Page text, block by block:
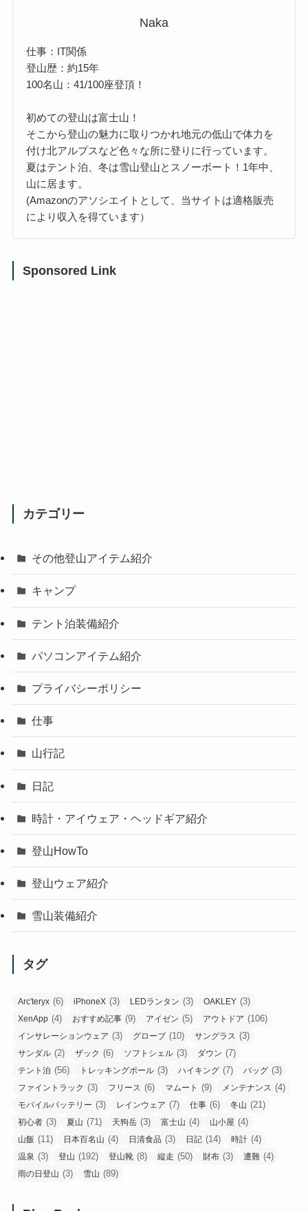
Naka
仕事：IT関係
登山歴：約15年
100名山：41/100座登頂！
初めての登山は富士山！
そこから登山の魅力に取りつかれ地元の低山で体力を
付け北アルプスなど色々な所に登りに行っています。
夏はテント泊、冬は雪山登山とスノーボート！1年中、
山に居ます。
(Amazonのアソシエイトとして、当サイトは適格販売
により収入を得ています）
Sponsored Link
カテゴリー
その他登山アイテム紹介
キャンプ
テント泊装備紹介
パソコンアイテム紹介
プライバシーポリシー
仕事
山行記
日記
時計・アイウェア・ヘッドギア紹介
登山HowTo
登山ウェア紹介
雪山装備紹介
タグ
Arc'teryx (6) iPhoneX (3) LEDランタン (3) OAKLEY (3)
XenApp (4) おすすめ記事 (9) アイゼン (5) アウトドア (106)
インサレーションウェア (3) グローブ (10) サングラス (3)
サンダル (2) ザック (6) ソフトシェル (3) ダウン (7)
テント泊 (56) トレッキングポール (3) ハイキング (7) バッグ (3)
ファイントラック (3) フリース (6) マムート (9) メンテナンス (4)
モバイルバッテリー (3) レインウェア (7) 仕事 (6) 冬山 (21)
初心者 (3) 夏山 (71) 天狗岳 (3) 富士山 (4) 山小屋 (4)
山飯 (11) 日本百名山 (4) 日清食品 (3) 日記 (14) 時計 (4)
温泉 (3) 登山 (192) 登山靴 (8) 縦走 (50) 財布 (3) 遭難 (4)
雨の日登山 (3) 雪山 (89)